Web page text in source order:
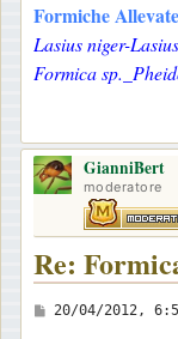
Formiche
Lasius niger-
Formica
GianniBert
moderatore
Re:
M
20/04/2012,